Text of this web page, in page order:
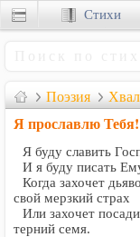
Поэзия
Я прославлю Тебя!
Я буду славить
И я буду писать
Когда захочет
свой мерзкий страх
Или захочет
терний семя.
Стихи